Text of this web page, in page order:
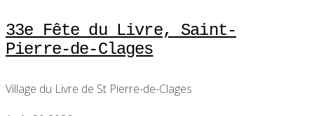
33e Fête du Livre, Saint-
Pierre-de-Clages
Village du Livre de St Pierre-de-Clages